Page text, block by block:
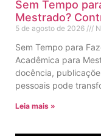
Sem Tempo
Mestrado?
5 de agosto de 2026
Sem Tempo para
Acadêmica para
docência,
pessoais pode
Leia mais »